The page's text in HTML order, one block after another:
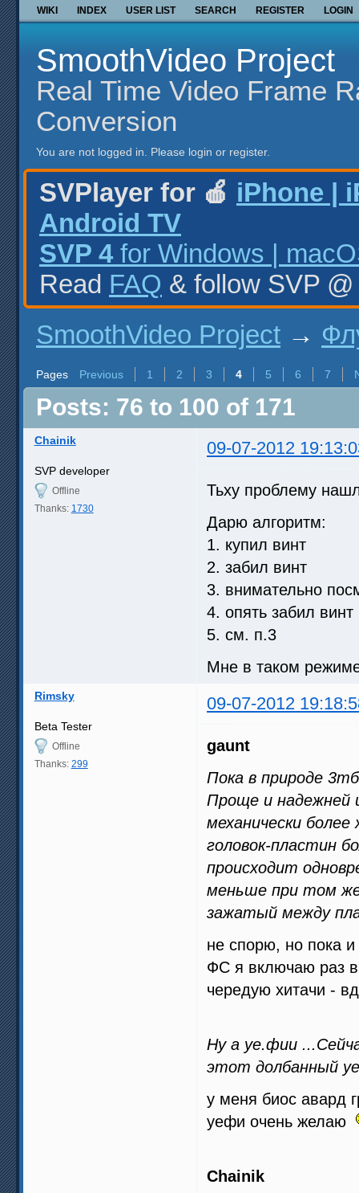
WIKI INDEX USER LIST SEARCH REGISTER LOGIN
SmoothVideo Project
Real Time Video Frame
Conversion
You are not logged in. Please login or register.
SVPlayer for 🍎 iPhone |
Android TV
SVP 4 for Windows |
Read FAQ & follow SVP
SmoothVideo Project →
Pages Previous 1 2 3 4 5 6 7
Posts: 76 to 100 of 171
Chainik 09-07-2012
SVP developer
Offline
Thanks: 1730
Тьху проблему
Дарю алгоритм:
1. купил винт
2. забил винт
3. внимательно
4. опять забил винт
5. см. п.3
Мне в таком
Rimsky 09-07-2012
Beta Tester
Offline
Thanks: 299
gaunt
Пока в природе
Проще и надежней
механически
головок-пластин
происходит
меньше при том же
зажатый между
не спорю, но пока и
ФС я включаю раз
чередую хитачи -
Ну а уе.фии
этот долбанный
у меня биос авард
уефи очень желаю
Chainik